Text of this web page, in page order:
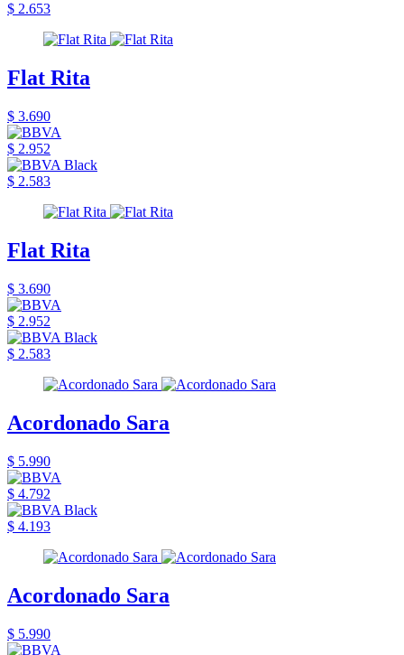
$ 2.653
Flat Rita
$ 3.690
$ 2.952
$ 2.583
Flat Rita
$ 3.690
$ 2.952
$ 2.583
Acordonado Sara
$ 5.990
$ 4.792
$ 4.193
Acordonado Sara
$ 5.990